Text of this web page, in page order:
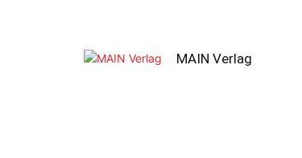
MAIN Verlag